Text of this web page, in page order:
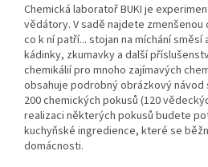
Chemická laboratoř BUKI je
vědátory. V sadě najdete
co k ní patří... stojan na míchání směsí
kádinky, zkumavky a další
chemikálií pro mnoho zajímavých
obsahuje podrobný obrázkový návod
200 chemických pokusů (120
realizaci některých pokusů budete
kuchyňské ingredience, které se
domácnosti.